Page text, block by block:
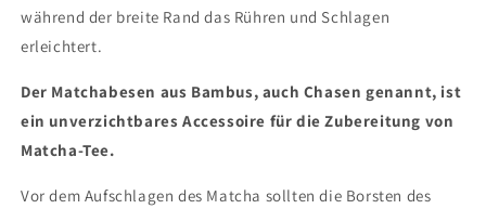
während der breite Rand das Rühren und Schlagen
erleichtert.
Der Matchabesen aus Bambus, auch Chasen genannt, ist
ein unverzichtbares Accessoire für die Zubereitung von
Matcha-Tee.
Vor dem Aufschlagen des Matcha sollten die Borsten des